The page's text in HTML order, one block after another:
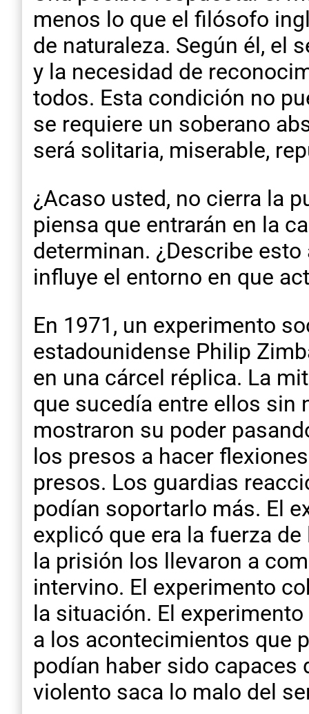
menos lo que el filósofo
de naturaleza. Según él, el
y la necesidad de
todos. Esta condición no
se requiere un soberano
será solitaria, miserable,
¿Acaso usted, no cierra la
piensa que entrarán en la
determinan. ¿Describe
influye el entorno en que
En 1971, un experimento
estadounidense Philip
en una cárcel réplica. La
que sucedía entre ellos sin
mostraron su poder
los presos a hacer
presos. Los guardias
podían soportarlo más. El
explicó que era la fuerza
la prisión los llevaron a
intervino. El experimento
la situación. El
a los acontecimientos que
podían haber sido capaces
violento saca lo malo del